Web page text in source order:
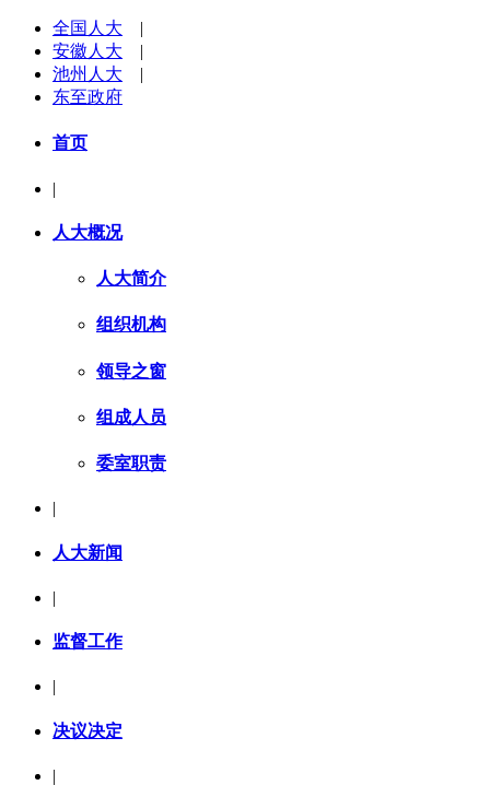
全国人大 |
安徽人大 |
池州人大 |
东至政府
首页
|
人大概况
人大简介
组织机构
领导之窗
组成人员
委室职责
|
人大新闻
|
监督工作
决议决定
|